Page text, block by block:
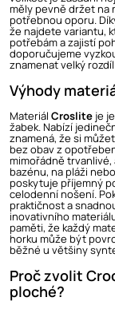
měly pevně držet na
potřebnou oporu.
že najdete variantu,
potřebám a zajistí
doporučujeme
znamenat velký
Výhody
Materiál Croslite je
žabek. Nabízí
znamená, že si
bez obav z
mimořádně
bazénu, na pláži
poskytuje příjemný
celodenní nošení.
praktičnost a
inovativního
paměti, že každý
horku může být
běžné u většiny
Proč zvolit
ploché?